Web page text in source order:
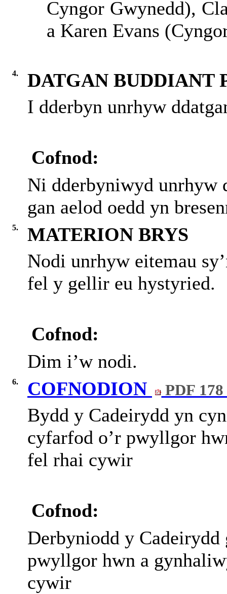
Cyngor Gwynedd),
a Karen Evans
4.
DATGAN BUDDIANT
I dderbyn unrhyw
Cofnod:
Ni dderbyniwyd unrhyw
gan aelod oedd yn
5.
MATERION BRYS
Nodi unrhyw eitemau
fel y gellir eu hystyried.
Cofnod:
Dim i’w nodi.
6. COFNODION PDF
Bydd y Cadeirydd yn
cyfarfod o’r pwyllgor
fel rhai cywir
Cofnod:
Derbyniodd y
pwyllgor hwn a
cywir